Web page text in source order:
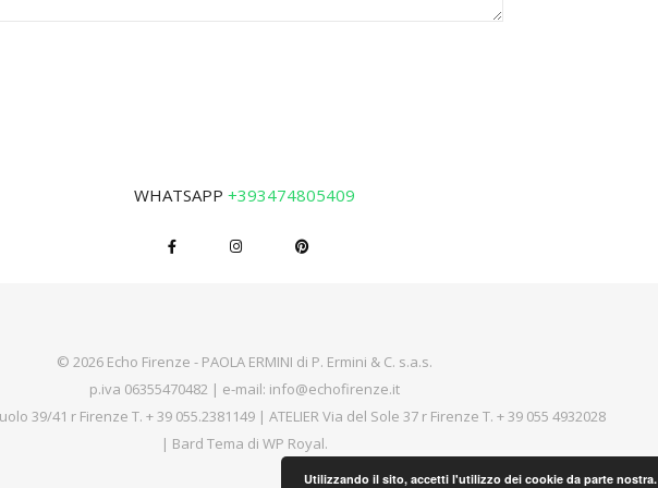
WHATSAPP +393474805409
© 2026 Echo Firenze - PAOLA ERMINI di P. Ermini & C. s.a.s.
p.iva 06355470482 | e-mail: info@echofirenze.it
39/41 r Firenze T. + 39 055.2381149 | ATELIER Via del Sole 37 r Firenze T. + 39 055 4932028
| Bard Tema di WP Royal.
Utilizzando il sito, accetti l'utilizzo dei cookie da parte nostra.